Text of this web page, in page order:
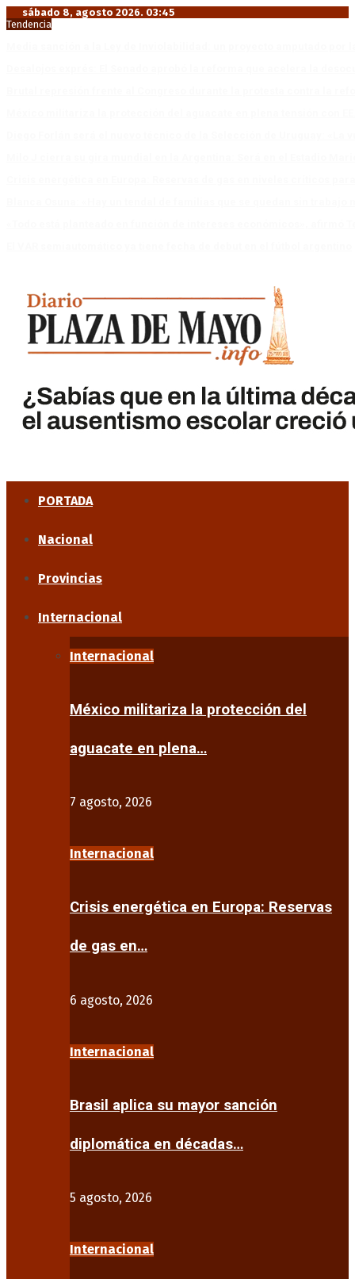
sábado 8, agosto 2026. 03:45
Tendencia
PORTADA
Nacional
Provincias
Internacional
Internacional
México militariza la protección del
aguacate en plena…
7 agosto, 2026
Internacional
Crisis energética en Europa: Reservas
de gas en…
6 agosto, 2026
Internacional
Brasil aplica su mayor sanción
diplomática en décadas…
5 agosto, 2026
Internacional